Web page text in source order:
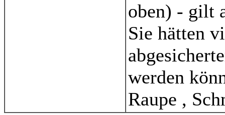
oben) - gilt
Sie hätten
werden
Raupe ,